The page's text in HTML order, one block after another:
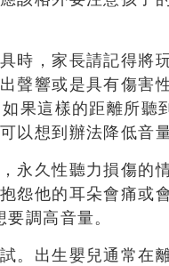
時，家長請記得將
聲響或是具有傷害
果這樣的距離所
以想到辦法降低音
永久性聽力損傷的
怨他的耳朵會痛或
調高音量。
。出生嬰兒通常在